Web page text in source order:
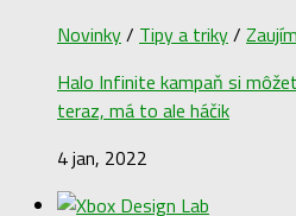
Novinky/ Tipy a triky/
Halo Infinite kampaň si
teraz, má to ale háčik
4 jan, 2022